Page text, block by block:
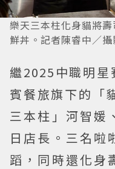
樂天三本柱化身貓將
鮮丼。記者陳睿中／攝
繼2025中職明星
賓餐旅旗下的「
三本柱」河智媛
日店長。三名啦
蹈，同時還化身